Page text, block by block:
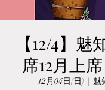
【12/4】
席12月上
12月04日(日)
  |
魅